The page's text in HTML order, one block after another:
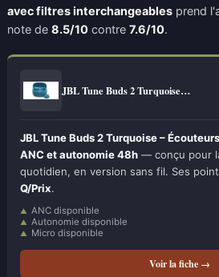
avec filtres interchangeables prend
note de 8.5/10 contre 7.6/10.
JBL Tune Buds 2 Turquoise…
JBL Tune Buds 2 Turquoise –
ANC et autonomie 48h — conçu pour
quotidien, en version sans fil. Ses
Q/Prix.
ANC disponible
Autonomie disponible
Micro disponible
Voir la fiche →